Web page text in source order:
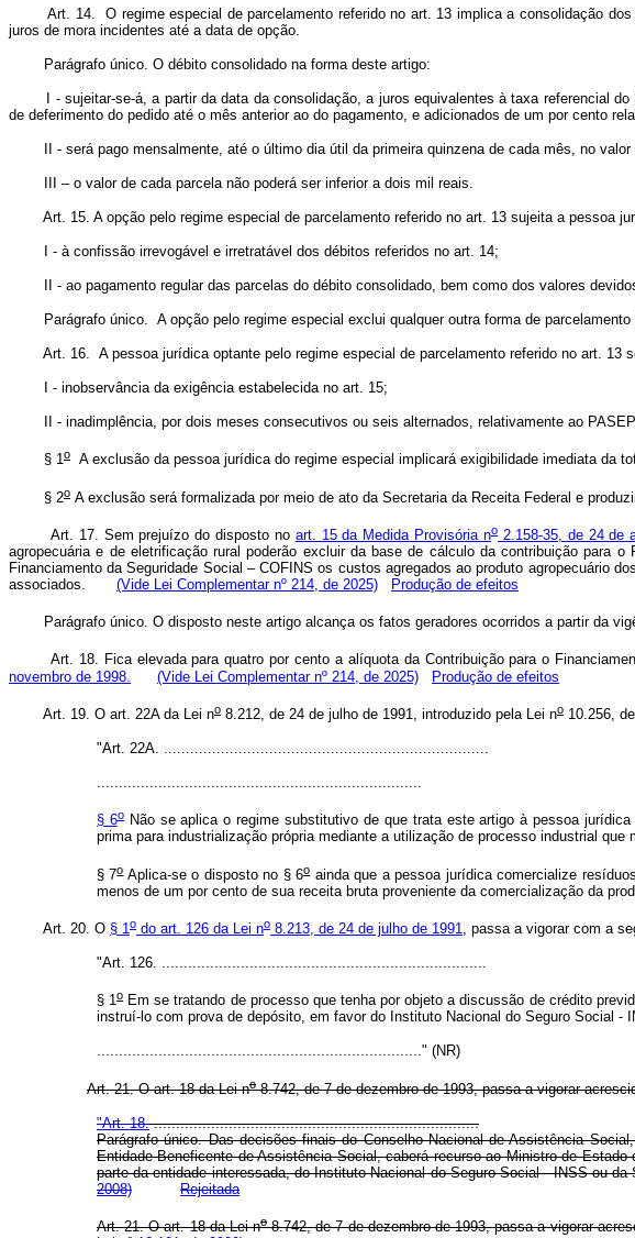
Art. 14. O regime especial de parcelamento referido no art. 13 implica a consolidação
juros de mora incidentes até a data de opção.
Parágrafo único. O débito consolidado na forma deste artigo:
I - sujeitar-se-á, a partir da data da consolidação, a juros equivalentes à taxa referencial do
de deferimento do pedido até o mês anterior ao do pagamento, e adicionados de um por cento
II - será pago mensalmente, até o último dia útil da primeira quinzena de cada mês, no valor
III – o valor de cada parcela não poderá ser inferior a dois mil reais.
Art. 15. A opção pelo regime especial de parcelamento referido no art. 13 sujeita a pessoa
I - à confissão irrevogável e irretratável dos débitos referidos no art. 14;
II - ao pagamento regular das parcelas do débito consolidado, bem como dos valores
Parágrafo único. A opção pelo regime especial exclui qualquer outra forma de parcelamento
Art. 16. A pessoa jurídica optante pelo regime especial de parcelamento referido no art. 13
I - inobservância da exigência estabelecida no art. 15;
II - inadimplência, por dois meses consecutivos ou seis alternados, relativamente ao
§ 1o A exclusão da pessoa jurídica do regime especial implicará exigibilidade imediata da
§ 2o A exclusão será formalizada por meio de ato da Secretaria da Receita Federal e
Art. 17. Sem prejuízo do disposto no art. 15 da Medida Provisória no 2.158-35, de 24 de
agropecuária e de eletrificação rural poderão excluir da base de cálculo da contribuição para
Financiamento da Seguridade Social – COFINS os custos agregados ao produto agropecuário
associados. (Vide Lei Complementar nº 214, de 2025) Produção de efeitos
Parágrafo único. O disposto neste artigo alcança os fatos geradores ocorridos a partir da
Art. 18. Fica elevada para quatro por cento a alíquota da Contribuição para o
novembro de 1998.
(Vide Lei Complementar nº 214, de 2025) Produção de efeitos
Art. 19. O art. 22A da Lei no 8.212, de 24 de julho de 1991, introduzido pela Lei no 10.256,
"Art. 22A. ..........................................................................
§ 6oNão se aplica o regime substitutivo de que trata este artigo à pessoa
prima para industrialização própria mediante a utilização de processo industrial
§ 7oAplica-se o disposto no § 6oainda que a pessoa jurídica comercialize
menos de um por cento de sua receita bruta proveniente da comercialização da
Art. 20. O § 1 o do art. 126 da Lei no 8.213, de 24 de julho de 1991 , passa a vigorar com a
"Art. 126. ..........................................................................
§ 1oEm se tratando de processo que tenha por objeto a discussão de crédito
instruí-lo com prova de depósito, em favor do Instituto Nacional do Seguro Social
.........................................................................." (NR)
Art. 21. O art. 18 da Lei no8.742, de 7 de dezembro de 1993, passa a vigorar
"Art. 18...........................................................................
Parágrafo único. Das decisões finais do Conselho Nacional de Assistência
Entidade Beneficente de Assistência Social, caberá recurso ao Ministro de
parte da entidade interessada, do Instituto Nacional do Seguro Social - INSS ou
2008)
Rejeitada
Art. 21. O art. 18 da Lei no8.742, de 7 de dezembro de 1993, passa a vigorar